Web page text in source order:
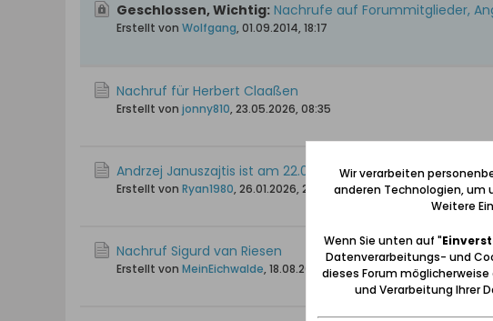
Geschlossen, Wichtig: Nachrufe auf Forummitglieder,
Erstellt von Wolfgang, 01.09.2014, 18:17
Nachruf für Herbert Claaßen
Erstellt von jonny810, 23.05.2026, 08:35
Andrzej Januszajtis ist am 22.01.2026 verstorben
Erstellt von Ryan1980, 26.01.2026, 20:16
Nachruf Sigurd van Riesen
Erstellt von MeinEichwalde, 18.08.2025, 09:52
Wir verarbeiten
anderen Technologien,
Weitere
Wenn Sie unten auf "
Datenverarbeitungs- und
dieses Forum
und Verarbeitung Ihrer